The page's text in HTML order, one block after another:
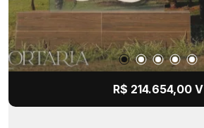
R$ 214.654,00 V